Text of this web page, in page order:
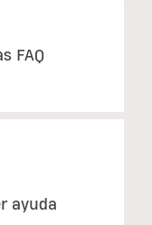
FAQ
ayuda